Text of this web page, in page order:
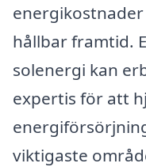
hållbar framtid.
solenergi kan
expertis för att
viktigaste